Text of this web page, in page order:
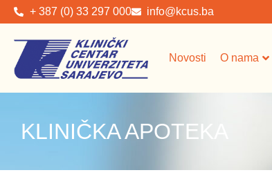
+ 387 (0) 33 297 000 info@kcus.ba
Novosti O nama
KLINIČKA APOTEKA